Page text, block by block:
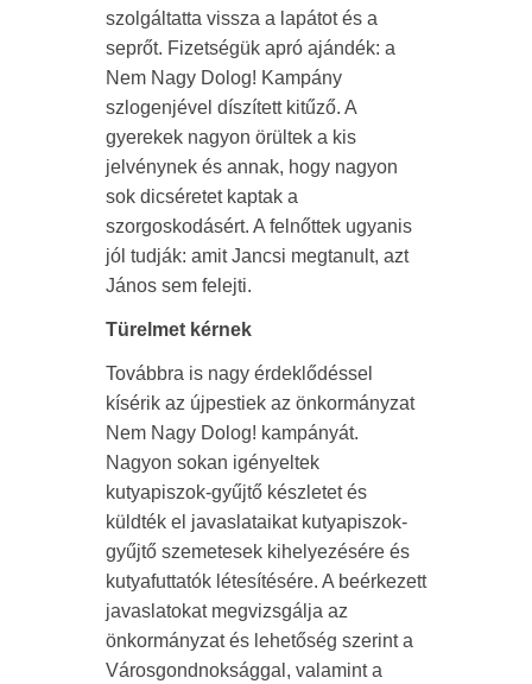
szolgáltatta vissza a lapátot és a
seprőt. Fizetségük apró ajándék: a
Nem Nagy Dolog! Kampány
szlogenjével díszített kitűző. A
gyerekek nagyon örültek a kis
jelvénynek és annak, hogy nagyon
sok dicséretet kaptak a
szorgoskodásért. A felnőttek ugyanis
jól tudják: amit Jancsi megtanult, azt
János sem felejti.
Türelmet kérnek
Továbbra is nagy érdeklődéssel
kísérik az újpestiek az önkormányzat
Nem Nagy Dolog! kampányát.
Nagyon sokan igényeltek
kutyapiszok-gyűjtő készletet és
küldték el javaslataikat kutyapiszok-
gyűjtő szemetesek kihelyezésére és
kutyafuttatók létesítésére. A beérkezett
javaslatokat megvizsgálja az
önkormányzat és lehetőség szerint a
Városgondnoksággal, valamint a